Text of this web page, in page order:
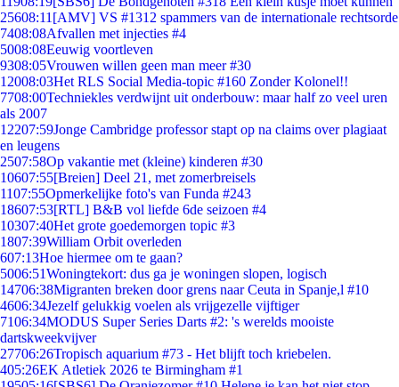
25608:11 [AMV] VS #1312 spammers van de internationale rechtsorde
7408:08Afvallen met injecties #4
5008:08Eeuwig voortleven
9308:05Vrouwen willen geen man meer #30
12008:03Het RLS Social Media-topic #160 Zonder Kolonel!!
7708:00Techniekles verdwijnt uit onderbouw: maar half zo veel uren
als 2007
12207:59Jonge Cambridge professor stapt op na claims over plagiaat
en leugens
2507:58Op vakantie met (kleine) kinderen #30
10607:55[Breien] Deel 21, met zomerbreisels
1107:55Opmerkelijke foto's van Funda #243
18607:53[RTL] B&B vol liefde 6de seizoen #4
10307:40Het grote goedemorgen topic #3
1807:39William Orbit overleden
607:13Hoe hiermee om te gaan?
5006:51Woningtekort: dus ga je woningen slopen, logisch
14706:38Migranten breken door grens naar Ceuta in Spanje,l #10
4606:34Jezelf gelukkig voelen als vrijgezelle vijftiger
7106:34MODUS Super Series Darts #2: 's werelds mooiste
dartskweekvijver
27706:26Tropisch aquarium #73 - Het blijft toch kriebelen.
405:26EK Atletiek 2026 te Birmingham #1